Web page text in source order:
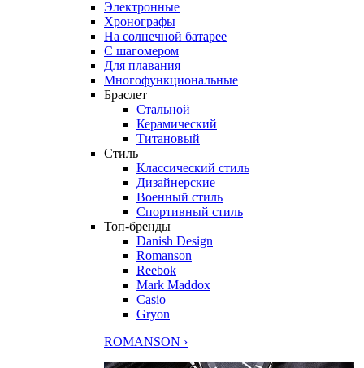
Электронные
Хронографы
На солнечной батарее
С шагомером
Для плавания
Многофункциональные
Браслет
Стальной
Керамический
Титановый
Стиль
Классический стиль
Дизайнерские
Военный стиль
Спортивный стиль
Топ-бренды
Danish Design
Romanson
Reebok
Mark Maddox
Casio
Gryon
ROMANSON ›